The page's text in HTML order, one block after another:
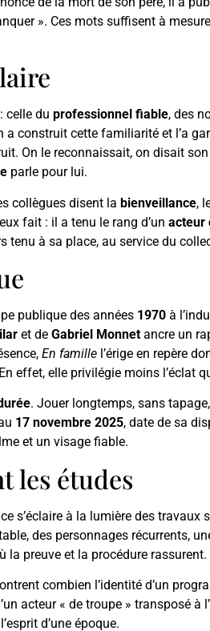
». Ces mots suffisent à
celle du professionnel fiable, des
construit cette familiarité et l’a
On le reconnaissait, on disait
parle pour lui.
collègues disent la bienveillance,
fait : il a tenu le rang d’un acteur
tenu à sa place, au service du
publique des années 1970 à
et de Gabriel Monnet ancre un
En famille l’érige en repère
effet, elle privilégie moins l’éclat
. Jouer longtemps, sans
17 novembre 2025, date de sa
et un visage fiable.
les études
s’éclaire à la lumière des travaux
des personnages récurrents,
preuve et la procédure rassurent.
combien l’identité d’un
acteur « de troupe » transposé à
d’une époque.